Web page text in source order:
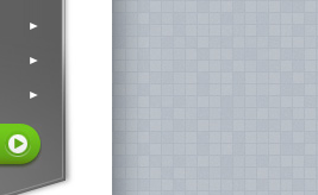
►
►
►